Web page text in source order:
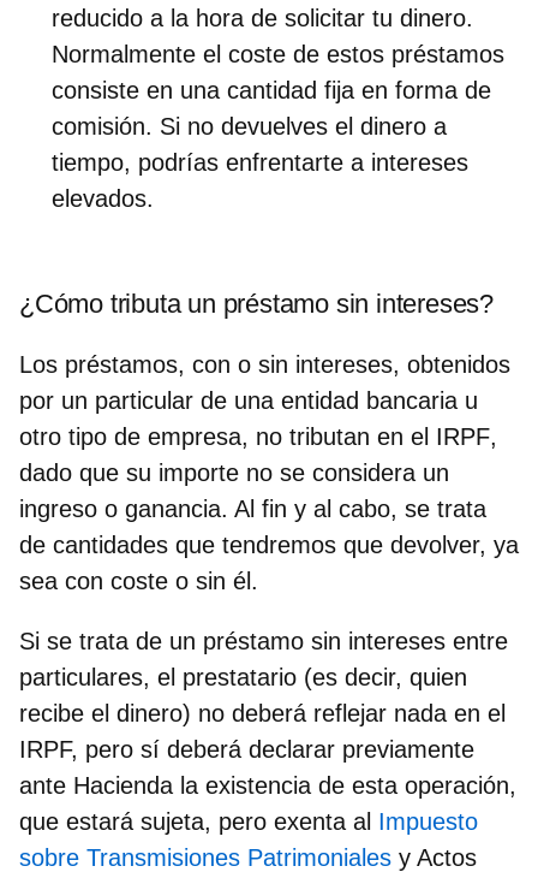
reducido a la hora de solicitar tu dinero.
Normalmente el coste de estos préstamos
consiste en una cantidad fija en forma de
comisión. Si no devuelves el dinero a
tiempo, podrías enfrentarte a intereses
elevados.
¿Cómo tributa un préstamo sin intereses?
Los préstamos, con o sin intereses, obtenidos
por un particular de una entidad bancaria u
otro tipo de empresa, no tributan en el IRPF,
dado que su importe no se considera un
ingreso o ganancia. Al fin y al cabo, se trata
de cantidades que tendremos que devolver, ya
sea con coste o sin él.
Si se trata de un préstamo sin intereses entre
particulares, el prestatario (es decir, quien
recibe el dinero) no deberá reflejar nada en el
IRPF, pero sí deberá declarar previamente
ante Hacienda la existencia de esta operación,
que estará sujeta, pero exenta al Impuesto
sobre Transmisiones Patrimoniales y Actos